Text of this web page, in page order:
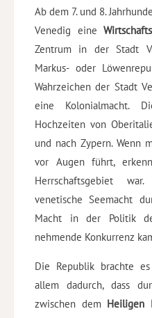
Ab dem 7. und 8.
Venedig eine
Zentrum in der Stadt
Markus- oder
Wahrzeichen der Stadt
eine Kolonialmacht.
Hochzeiten von
und nach Zypern. Wenn
vor Augen führt,
Herrschaftsgebiet
venetische Seemacht
Macht in der Politik
nehmende Konkurrenz
Die Republik brachte
allem dadurch, dass
zwischen dem Heiligen